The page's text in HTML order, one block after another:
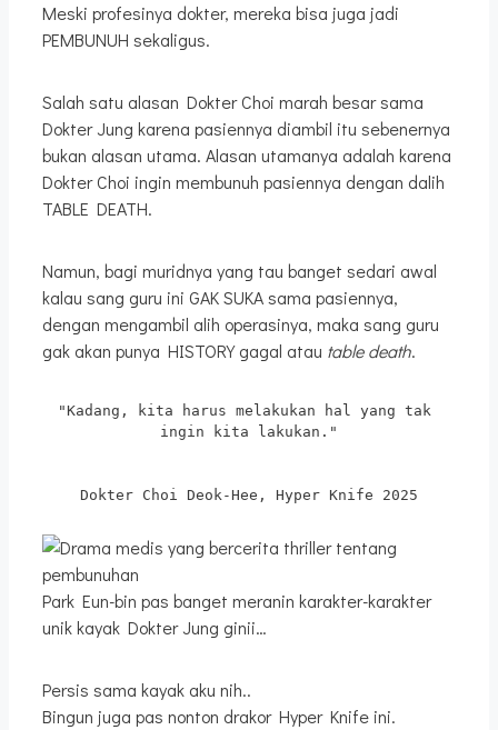
Meski profesinya dokter, mereka bisa juga jadi
PEMBUNUH sekaligus.
Salah satu alasan Dokter Choi marah besar sama
Dokter Jung karena pasiennya diambil itu sebenernya
bukan alasan utama. Alasan utamanya adalah karena
Dokter Choi ingin membunuh pasiennya dengan dalih
TABLE DEATH.
Namun, bagi muridnya yang tau banget sedari awal
kalau sang guru ini GAK SUKA sama pasiennya,
dengan mengambil alih operasinya, maka sang guru
gak akan punya HISTORY gagal atau table death.
"Kadang, kita harus melakukan hal yang tak
ingin kita lakukan."
Dokter Choi Deok-Hee, Hyper Knife 2025
Park Eun-bin pas banget meranin karakter-karakter
unik kayak Dokter Jung ginii…
Persis sama kayak aku nih..
Bingun juga pas nonton drakor Hyper Knife ini.